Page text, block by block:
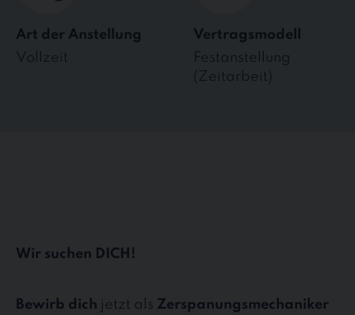
Art der Anstellung
Vollzeit
Vertragsmodell
Festanstellung
(Zeitarbeit)
Wir suchen DICH!
Bewirb dich jetzt als Zerspanungsmechaniker